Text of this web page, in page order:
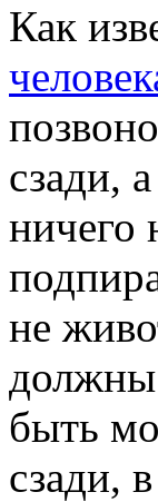
Как
сзади,
ничего
не
должны
быть
сзади,